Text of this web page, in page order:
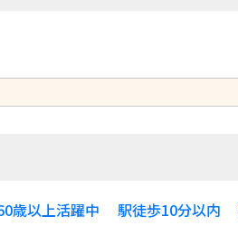
歳以上活躍中 駅徒歩10分以内